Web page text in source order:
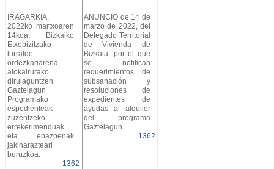
IRAGARKIA,
2022ko martxoaren
14koa, Bizkaiko
Etxebizitzako
lurralde-
ordezkariarena,
alokairurako
dirulaguntzen
Gaztelagun
Programako
espedienteak
zuzentzeko
errekerimenduak
eta ebazpenak
jakinarazteari
buruzkoa.
1362
ANUNCIO de 14 de
marzo de 2022, del
Delegado Territorial
de Vivienda de
Bizkaia, por el que
se notifican
requerimientos de
subsanación y
resoluciones de
expedientes de
ayudas al alquiler
del programa
Gaztelagun.
1362